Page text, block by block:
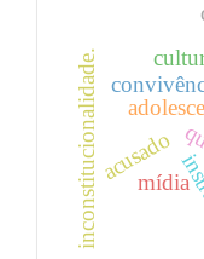
acusado
mídia
inconstitucionalidade.